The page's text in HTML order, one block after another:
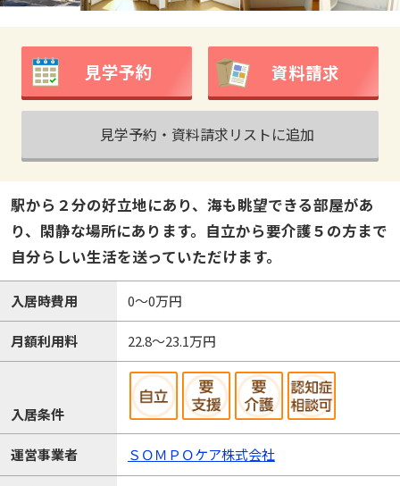
見学予約 資料請求
見学予約・資料請求リストに追加
駅から２分の好立地にあり、海も眺望できる部屋があ
り、閑静な場所にあります。自立から要介護５の方まで
自分らしい生活を送っていただけます。
入居時費用 0～0万円
月額利用料 22.8～23.1万円
入居条件
運営事業者 ＳＯＭＰＯケア株式会社